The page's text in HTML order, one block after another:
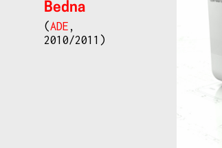
Bedna
(ADE ,
2010/2011)